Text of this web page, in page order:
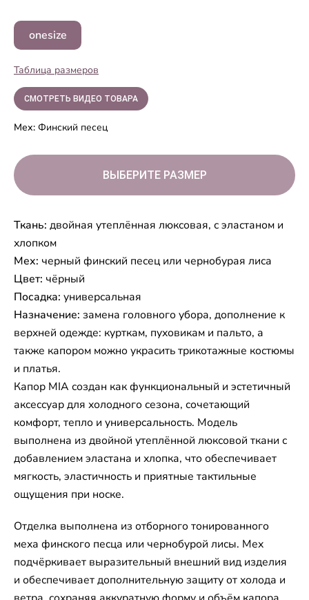
onesize
Таблица размеров
СМОТРЕТЬ ВИДЕО ТОВАРА
Мех: Финский песец
ВЫБЕРИТЕ РАЗМЕР
Ткань: двойная утеплённая люксовая, с эластаном и
хлопком
Мех: черный финский песец или чернобурая лиса
Цвет: чёрный
Посадка: универсальная
Назначение: замена головного убора, дополнение к
верхней одежде: курткам, пуховикам и пальто, а
также капором можно украсить трикотажные костюмы
и платья.
Капор MIA создан как функциональный и эстетичный
аксессуар для холодного сезона, сочетающий
комфорт, тепло и универсальность. Модель
выполнена из двойной утеплённой люксовой ткани с
добавлением эластана и хлопка, что обеспечивает
мягкость, эластичность и приятные тактильные
ощущения при носке.
Отделка выполнена из отборного тонированного
меха финского песца или чернобурой лисы. Мех
подчёркивает выразительный внешний вид изделия
и обеспечивает дополнительную защиту от холода и